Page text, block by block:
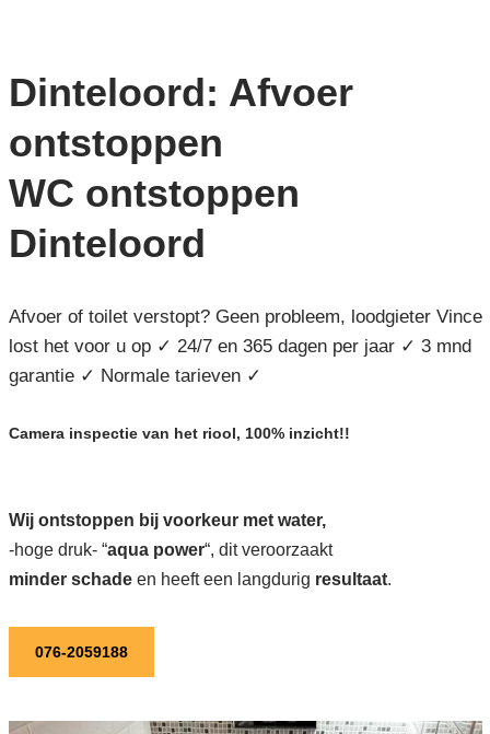
Dinteloord: Afvoer
ontstoppen
WC ontstoppen
Dinteloord
Afvoer of toilet verstopt? Geen probleem, loodgieter Vince
lost het voor u op ✓ 24/7 en 365 dagen per jaar ✓ 3 mnd
garantie ✓ Normale tarieven ✓
Camera inspectie van het riool, 100% inzicht!!
Wij ontstoppen bij voorkeur met water,
-hoge druk- “aqua power“, dit veroorzaakt
minder schadeen heeft een langdurig resultaat.
076-2059188